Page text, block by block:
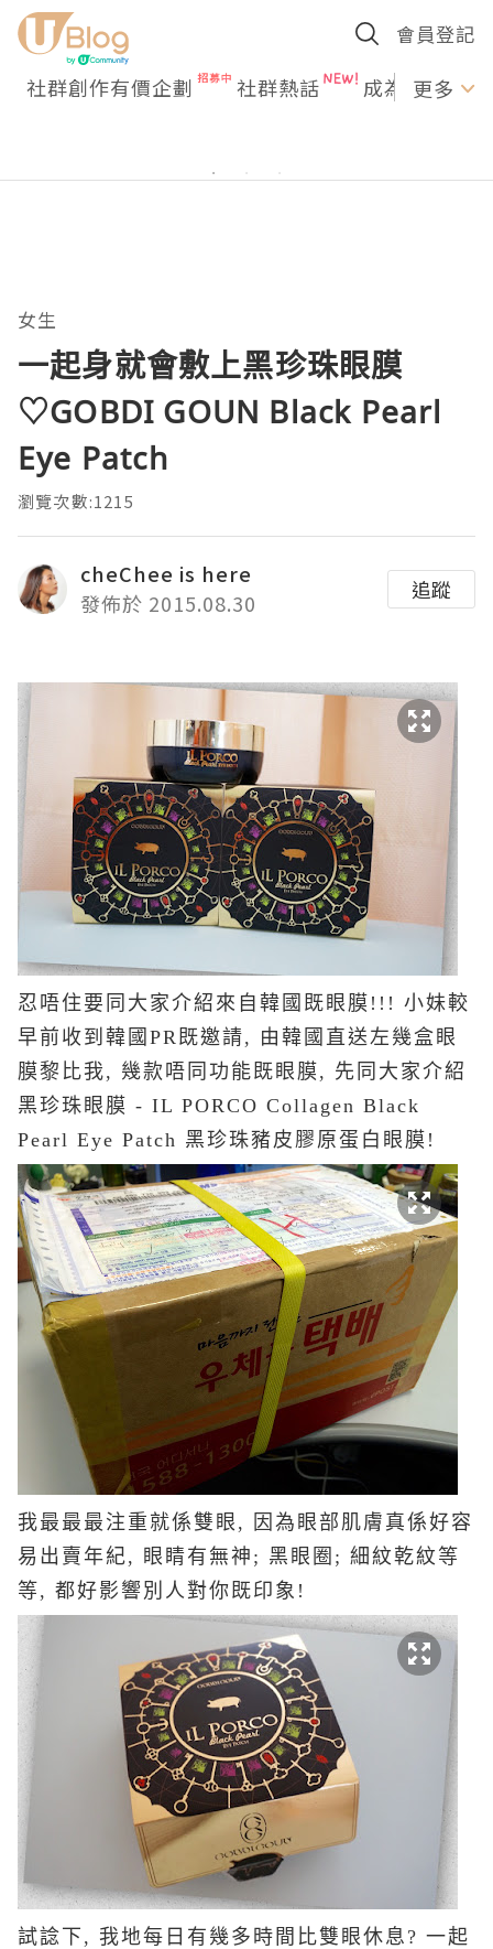
會員登記
社群創作有價企劃 社群熱話 成為U更多
女生
一起身就會敷上黑珍珠眼膜
♡GOBDI GOUN Black Pearl
Eye Patch
瀏覽次數:1215
cheChee is here
發佈於 2015.08.30
追蹤
忍唔住要同大家介紹來自韓國既眼膜!!! 小妹較
早前收到韓國PR既邀請, 由韓國直送左幾盒眼
膜黎比我, 幾款唔同功能既眼膜, 先同大家介紹
黑珍珠眼膜 - IL PORCO Collagen Black
Pearl Eye Patch 黑珍珠豬皮膠原蛋白眼膜!
我最最最注重就係雙眼, 因為眼部肌膚真係好容
易出賣年紀, 眼睛有無神; 黑眼圈; 細紋乾紋等
等, 都好影響別人對你既印象!
試諗下, 我地每日有幾多時間比雙眼休息? 一起